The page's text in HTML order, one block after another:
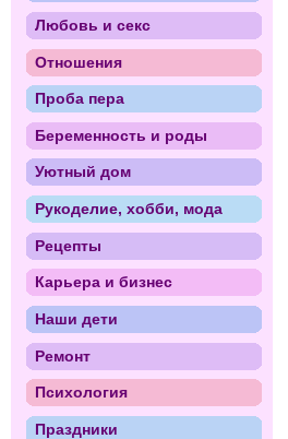
Любовь и секс
Отношения
Проба пера
Беременность и роды
Уютный дом
Рукоделие, хобби, мода
Рецепты
Карьера и бизнес
Наши дети
Ремонт
Психология
Праздники